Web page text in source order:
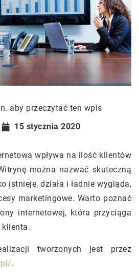
aby przeczytać ten wpis
15 stycznia 2020
wpływa na ilość klientów
można nazwać skuteczną
istnieje, działa i ładnie wygląda,
marketingowe. Warto poznać
internetowej, która przyciąga
klienta.
tworzonych jest przez
.